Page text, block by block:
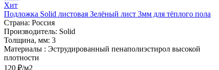
Хит
Подложка Solid листовая Зелёный лист 3мм для тёплого пола
Страна: Россия
Производитель: Solid
Толщина, мм: 3
Материалы : Эструдированный пенаполиэстирол высокой
плотности
120 ₽/м2